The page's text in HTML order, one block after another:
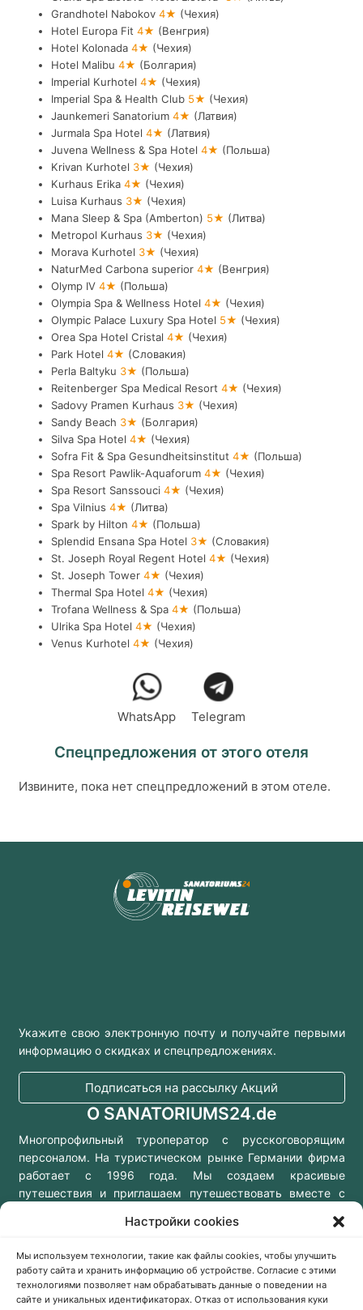
Настройки cookies
Мы используем технологии, такие как файлы cookies, чтобы улучшить
работу сайта и хранить информацию об устройстве. Согласие с этими
технологиями позволяет нам обрабатывать данные о поведении на
сайте и уникальных идентификаторах. Отказ от использования куки
Grandhotel Nabokov 4★ (Чехия)
Hotel Europa Fit 4★ (Венгрия)
Hotel Kolonada 4★ (Чехия)
Hotel Malibu 4★ (Болгария)
Imperial Kurhotel 4★ (Чехия)
Imperial Spa & Health Club 5★ (Чехия)
Jaunkemeri Sanatorium 4★ (Латвия)
Jurmala Spa Hotel 4★ (Латвия)
Juvena Wellness & Spa Hotel 4★ (Польша)
Krivan Kurhotel 3★ (Чехия)
Kurhaus Erika 4★ (Чехия)
Luisa Kurhaus 3★ (Чехия)
Mana Sleep & Spa (Amberton) 5★ (Литва)
Metropol Kurhaus 3★ (Чехия)
Morava Kurhotel 3★ (Чехия)
NaturMed Carbona superior 4★ (Венгрия)
Olymp IV 4★ (Польша)
Olympia Spa & Wellness Hotel 4★ (Чехия)
Olympic Palace Luxury Spa Hotel 5★ (Чехия)
Orea Spa Hotel Cristal 4★ (Чехия)
Park Hotel 4★ (Словакия)
Perla Baltyku 3★ (Польша)
Reitenberger Spa Medical Resort 4★ (Чехия)
Sadovy Pramen Kurhaus 3★ (Чехия)
Sandy Beach 3★ (Болгария)
Silva Spa Hotel 4★ (Чехия)
Sofra Fit & Spa Gesundheitsinstitut 4★ (Польша)
Spa Resort Pawlik-Aquaforum 4★ (Чехия)
Spa Resort Sanssouci 4★ (Чехия)
Spa Vilnius 4★ (Литва)
Spark by Hilton 4★ (Польша)
Splendid Ensana Spa Hotel 3★ (Словакия)
St. Joseph Royal Regent Hotel 4★ (Чехия)
St. Joseph Tower 4★ (Чехия)
Thermal Spa Hotel 4★ (Чехия)
Trofana Wellness & Spa 4★ (Польша)
Ulrika Spa Hotel 4★ (Чехия)
Venus Kurhotel 4★ (Чехия)
WhatsApp Telegram
Спецпредложения от этого отеля
Извините, пока нет спецпредложений в этом отеле.
Укажите свою электронную почту и получайте первыми
информацию о скидках и спецпредложениях.
Подписаться на рассылку Акций
О SANATORIUMS24.de
Многопрофильный туроператор с русскоговорящим
персоналом. На туристическом рынке Германии фирма
работает с 1996 года. Мы создаем красивые
путешествия и приглашаем путешествовать вместе с
Консультации онлайн
Заказать звонок